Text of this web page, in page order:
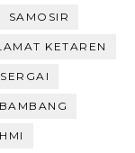
SAMOSIR
KETAREN
SERGAI